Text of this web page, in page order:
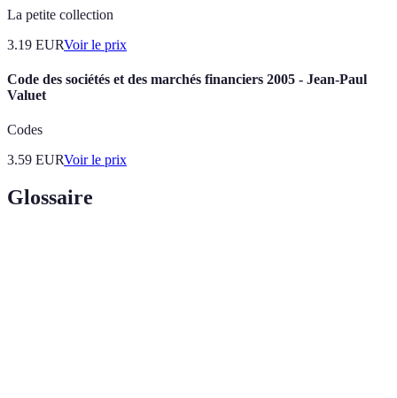
La petite collection
3.19 EURVoir le prix
Code des sociétés et des marchés financiers 2005 - Jean-Paul
Valuet
Codes
3.59 EURVoir le prix
Glossaire